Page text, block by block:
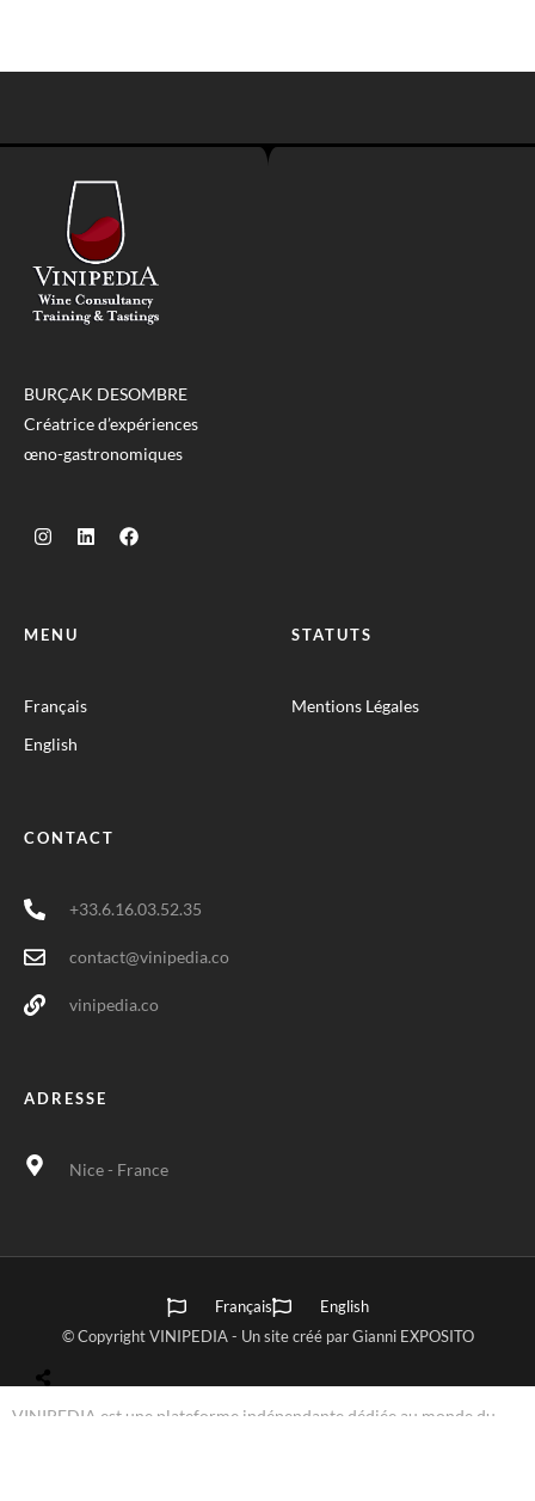
BURÇAK DESOMBRE
Créatrice d’expériences
œno-gastronomiques
MENU
Français
English
STATUTS
Mentions Légales
CONTACT
+33.6.16.03.52.35
contact@vinipedia.co
vinipedia.co
ADRESSE
Nice - France
© Copyright VINIPEDIA - Un site créé par Gianni EXPOSITO
Français English
VINIPEDIA est une plateforme indépendante dédiée au monde du